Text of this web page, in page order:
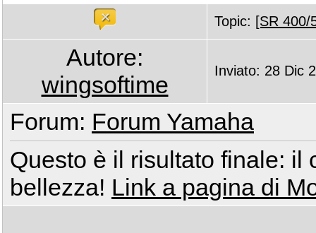
Topic: [SR 400/
Autore:
wingsoftime
Inviato: 28 Dic
Forum: Forum Yamaha
Questo è il risultato finale: il
bellezza! Link a pagina di